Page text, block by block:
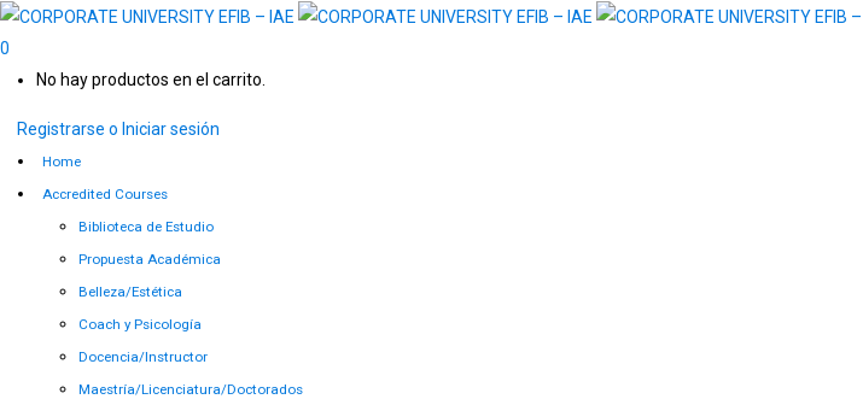
0
No hay productos en el carrito.
Registrarse o Iniciar sesión
Home
Accredited Courses
Biblioteca de Estudio
Propuesta Académica
Belleza/Estética
Coach y Psicología
Docencia/Instructor
Maestría/Licenciatura/Doctorados